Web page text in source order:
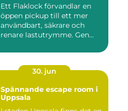
Ett Flaklock förvandlar en
öppen pickup till ett mer
användbart, säkrare och
renare lastutrymme. Gen...
30. jun
Spännande escape room i
Uppsala